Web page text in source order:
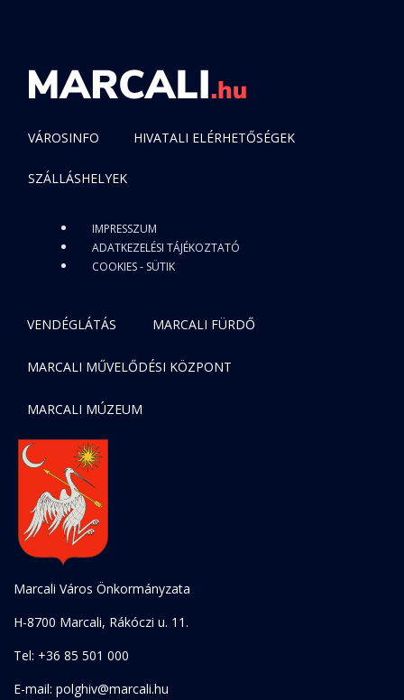
VÁROSINFO HIVATALI ELÉRHETŐSÉGEK
SZÁLLÁSHELYEK
IMPRESSZUM
ADATKEZELÉSI TÁJÉKOZTATÓ
COOKIES - SÜTIK
VENDÉGLÁTÁS MARCALI FÜRDŐ
MARCALI MŰVELŐDÉSI KÖZPONT
MARCALI MÚZEUM
Marcali Város Önkormányzata
H-8700 Marcali, Rákóczi u. 11.
Tel: +36 85 501 000
E-mail: polghiv@marcali.hu